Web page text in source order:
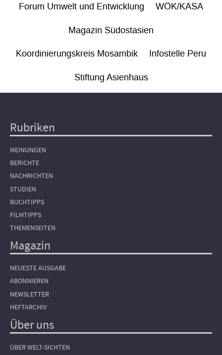
Forum Umwelt und Entwicklung WÖK/KASA
Magazin Südostasien
Koordinierungskreis Mosambik Infostelle Peru
Stiftung Asienhaus
Hauptnavigation
Rubriken
MEINUNGEN
BERICHTE
NACHRICHTEN
STUDIEN
BUCHTIPPS
FILMTIPPS
THEMENSEITEN
Magazin
NEUESTE AUSGABE
ABONNIEREN
NEWSLETTER
HEFTARCHIV
Über uns
ÜBER WELT-SICHTEN